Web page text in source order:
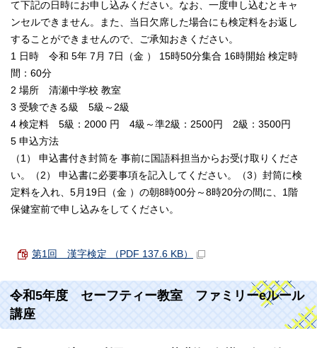
て下記の日時にお申し込みください。なお、一度申し込むとキャ
ンセルできません。また、当日欠席した場合にも検定料をお返し
することができませんので、ご承知おきください。
1 日時 令和 5年 7月 7日（金 ） 15時50分集合 16時開始 検定時
間：60分
2 場所 清瀬中学校 教室
3 受験できる級 5級～2級
4 検定料 5級：2000 円 4級～準2級：2500円 2級：3500円
5 申込方法
（1） 申込書付き封筒を 事前に国語科担当からお受け取りくださ
い。（2） 申込書に必要事項を記入してください。（3）封筒に検
定料を入れ、5月19日（金 ）の朝8時00分～8時20分の間に、1階
保健室前で申し込みをしてください。
第1回 漢字検定 （PDF 137.6 KB）
令和5年度 セーフティー教室 ファミリーeルール
講座